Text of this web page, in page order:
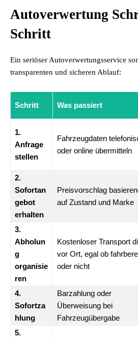
Autoverwertung
Schritt
Ein seriöser Autoverwertungsservice
transparenten und sicheren Ablauf:
Schritt Was passiert
1.
Anfrage
stellen
Fahrzeugdaten
oder online übermitteln
2.
Sofortan
gebot
erhalten
Preisvorschlag
auf Zustand und Marke
3.
Abholun
g
organisie
ren
Kostenloser Transport
vor Ort, egal ob
oder nicht
4.
Sofortza
hlung
Barzahlung oder
Überweisung bei
Fahrzeugübergabe
5.